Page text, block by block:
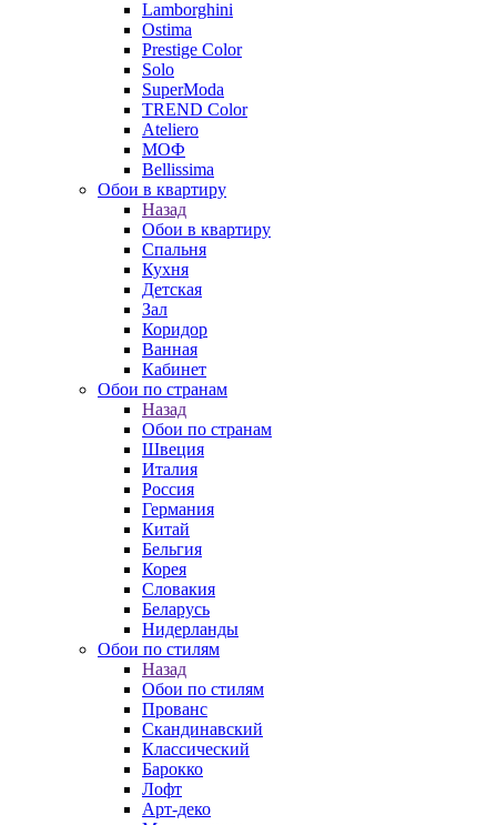
Lamborghini
Ostima
Prestige Color
Solo
SuperModa
TREND Color
Ateliero
МОФ
Bellissima
Обои в квартиру
Назад
Обои в квартиру
Спальня
Кухня
Детская
Зал
Коридор
Ванная
Кабинет
Обои по странам
Назад
Обои по странам
Швеция
Италия
Россия
Германия
Китай
Бельгия
Корея
Словакия
Беларусь
Нидерланды
Обои по стилям
Назад
Обои по стилям
Прованс
Скандинавский
Классический
Барокко
Лофт
Арт-деко